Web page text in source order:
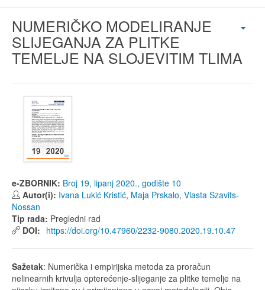
NUMERIČKO MODELIRANJE
SLIJEGANJA ZA PLITKE
TEMELJE NA SLOJEVITIM TLIMA
e-ZBORNIK: Broj 19, lipanj 2020., godište 10
Autor(i): Ivana Lukić Kristić, Maja Prskalo, Vlasta Szavits-
Nossan
Tip rada: Pregledni rad
DOI: https://doi.org/10.47960/2232-9080.2020.19.10.47
Sažetak: Numerička i empirijska metoda za proračun
nelinearnih krivulja opterećenje-slijeganje za plitke temelje na